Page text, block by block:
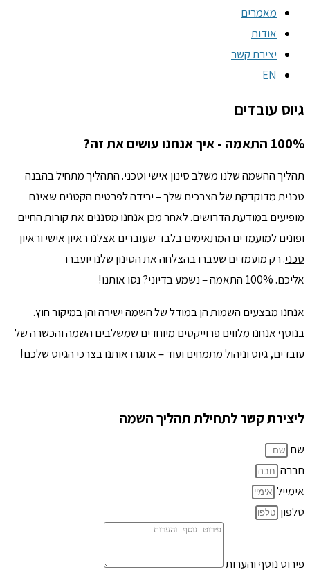
מאמרים
אודות
יצירת קשר
EN
גיוס עובדים
100% התאמה - איך אנחנו עושים את זה?
תהליך ההשמה שלנו משלב סינון אישי וטכני. התהליך מתחיל בהבנה
טכנית מדוקדקת של הצרכים שלך – ירידה לפרטים הקטנים שאינם
מופיעים במודעת הדרושים. לאחר מכן אנחנו מסננים את קורות החיים
ופונים למועמדים המתאימיםבלבד שעוברים אצלנו ראיון אישי וראיון
טכני. רק מועמדים שעברו בהצלחה את הסינון שלנו יועברו
אליכם.100% התאמה – נשמע בדיוני? נסו אותנו!
אנחנו מבצעים השמות הן במודל של השמה ישירה והן במיקור חוץ.
בנוסף אנחנו מלווים פרוייקטים מיוחדים שמשלבים השמה והכשרה של
עובדים, גיוס וניהול מתמחים ועוד – אתגרו אותנו בצרכי הגיוס שלכם!
ליצירת קשר לתחילת תהליך השמה
שם
חברה
אימייל
טלפון
פירוט נוסף והערות